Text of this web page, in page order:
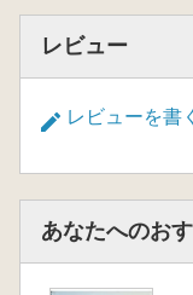
レビュー
レビューを書く
あなたへのお